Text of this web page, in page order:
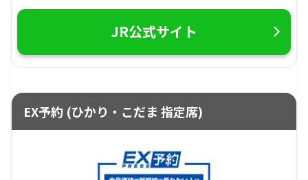
JR公式サイト
EX予約 (ひかり・こだま 指定席)